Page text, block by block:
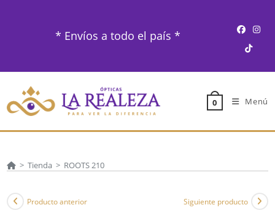
* Envíos a todo el país *
0 Menú
> Tienda > ROOTS 210
Producto anterior Siguiente producto